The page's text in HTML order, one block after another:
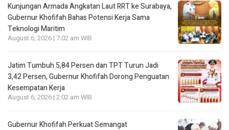
Kunjungan Armada Angkatan Laut RRT ke Surabaya,
Gubernur Khofifah Bahas Potensi Kerja Sama
Teknologi Maritim
August 6, 2026 | 7:02 am WIB
Jatim Tumbuh 5,84 Persen dan TPT Turun Jadi
3,42 Persen, Gubernur Khofifah Dorong Penguatan
Kesempatan Kerja
August 6, 2026 | 2:02 am WIB
Gubernur Khofifah Perkuat Semangat